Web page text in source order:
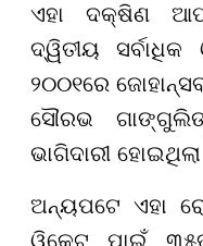
ଏହା ଦକ୍ଷିଣ
ଦ୍ୱିତୀୟ
୨୦୦୧ରେ
ସୌରଭ
ଭାଗିଦାରୀ ହୋଇଥିଲା
ଅନ୍ୟପଟେ ଏହା
ୱିକେଟ ପାଇଁ